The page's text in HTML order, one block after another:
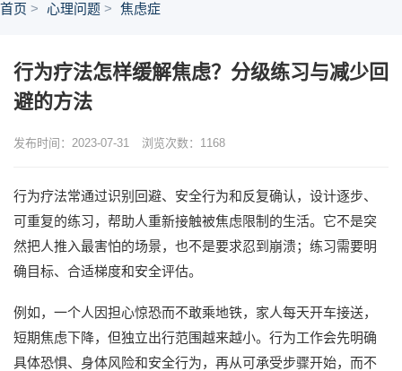
首页 心理问题 焦虑症
行为疗法怎样缓解焦虑？分级练习与减少回
避的方法
发布时间：2023-07-31 浏览次数： 1168
行为疗法常通过识别回避、安全行为和反复确认，设计逐步、
可重复的练习，帮助人重新接触被焦虑限制的生活。它不是突
然把人推入最害怕的场景，也不是要求忍到崩溃；练习需要明
确目标、合适梯度和安全评估。
例如，一个人因担心惊恐而不敢乘地铁，家人每天开车接送，
短期焦虑下降，但独立出行范围越来越小。行为工作会先明确
具体恐惧、身体风险和安全行为，再从可承受步骤开始，而不